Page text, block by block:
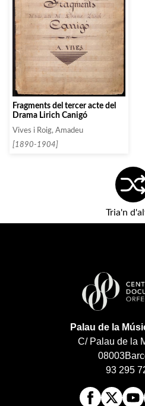
Fragments del tercer acte del
Drama Lirich Canigó
Vives i Roig, Amadeu
[1890-1904]
Tria'n
Palau de la
C/ Palau de la
08003
93 295